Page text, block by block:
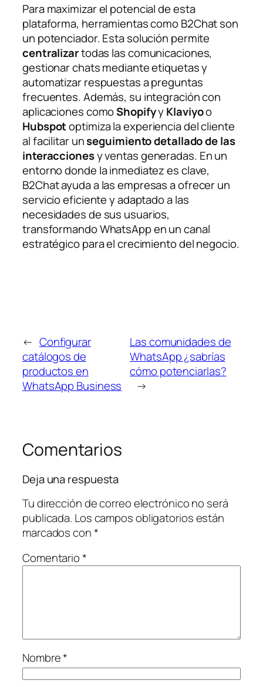
Para maximizar el potencial de esta
plataforma, herramientas como B2Chat son
un potenciador. Esta solución permite
centralizartodas las comunicaciones,
gestionar chats mediante etiquetas y
automatizar respuestas a preguntas
frecuentes. Además, su integración con
aplicaciones comoShopifyyKlaviyoo
Hubspotoptimiza la experiencia del cliente
al facilitar unseguimiento detallado de las
interaccionesy ventas generadas. En un
entorno donde la inmediatez es clave,
B2Chat ayuda a las empresas a ofrecer un
servicio eficiente y adaptado a las
necesidades de sus usuarios,
transformando WhatsApp en un canal
estratégico para el crecimiento del negocio.
← Configurar
catálogos de
productos en
WhatsApp Business
Las comunidades de
WhatsApp ¿sabrías
cómo potenciarlas?
→
Comentarios
Deja una respuesta
Tu dirección de correo electrónico no será
publicada. Los campos obligatorios están
marcados con*
Comentario*
Nombre*